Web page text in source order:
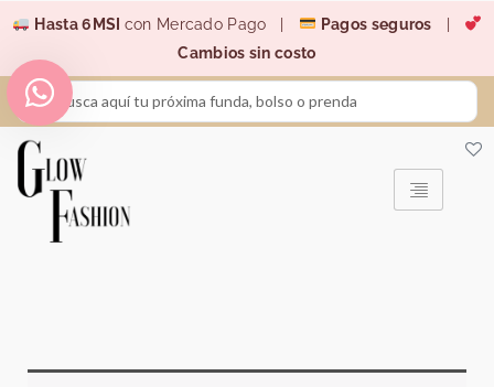
contenido
Hasta 6MSI con Mercado Pago | Pagos seguros
Cambios sin costo
Search
...